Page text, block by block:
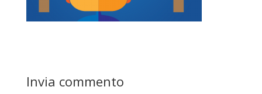
Invia commento